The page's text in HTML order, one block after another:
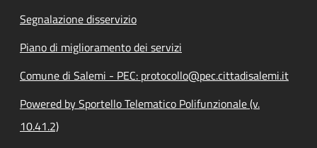
Segnalazione disservizio
Piano di miglioramento dei servizi
Comune di Salemi - PEC: protocollo@pec.cittadisalemi.it
Powered by Sportello Telematico Polifunzionale (v.
10.41.2)